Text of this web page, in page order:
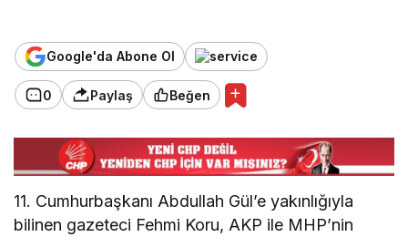
Google'da Abone Ol
0 Paylaş Beğen
11. Cumhurbaşkanı Abdullah Gül’e yakınlığıyla
bilinen gazeteci Fehmi Koru, AKP ile MHP’nin